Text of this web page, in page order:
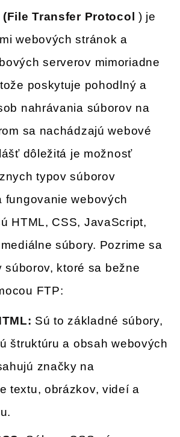
Transfer Protocol ) je
webových stránok a
serverov mimoriadne
poskytuje pohodlný a
nahrávania súborov na
sa nachádzajú webové
dôležitá je možnosť
typov súborov
fungovanie webových
HTML, CSS, JavaScript,
súbory. Pozrime sa
súborov, ktoré sa bežne
FTP:
Sú to základné súbory,
štruktúru a obsah webových
značky na
textu, obrázkov, videí a